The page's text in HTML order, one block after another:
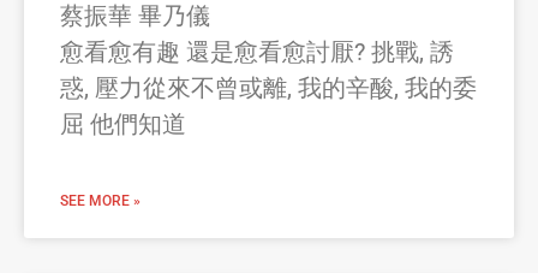
蔡振華 畢乃儀
愈看愈有趣 還是愈看愈討厭? 挑戰, 誘
惑, 壓力從來不曾或離, 我的辛酸, 我的委
屈 他們知道
SEE MORE »